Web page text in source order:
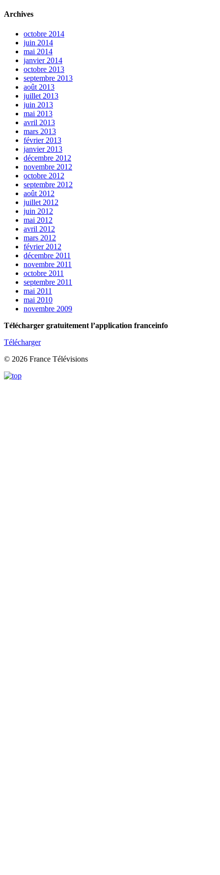
Archives
octobre 2014
juin 2014
mai 2014
janvier 2014
octobre 2013
septembre 2013
août 2013
juillet 2013
juin 2013
mai 2013
avril 2013
mars 2013
février 2013
janvier 2013
décembre 2012
novembre 2012
octobre 2012
septembre 2012
août 2012
juillet 2012
juin 2012
mai 2012
avril 2012
mars 2012
février 2012
décembre 2011
novembre 2011
octobre 2011
septembre 2011
mai 2011
mai 2010
novembre 2009
Télécharger gratuitement l’application franceinfo
Télécharger
© 2026 France Télévisions